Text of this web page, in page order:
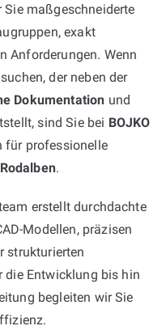
maßgeschneiderte
exakt
Anforderungen. Wenn
der neben der
Dokumentation und
sind Sie bei BOJKO
für professionelle
.
erstellt durchdachte
Modellen, präzisen
strukturierten
die Entwicklung bis hin
begleiten wir Sie